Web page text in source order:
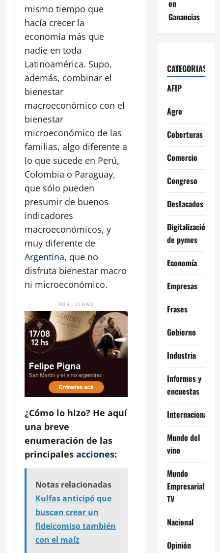
mismo tiempo que
hacía crecer la
economía más que
nadie en toda
Latinoamérica. Supo,
además, combinar el
bienestar
macroeconómico con el
bienestar
microeconómico de las
familias, algo diferente a
lo que sucede en Perú,
Colombia o Paraguay,
que sólo pueden
presumir de buenos
indicadores
macroeconómicos, y
muy diferente de
Argentina, que no
disfruta bienestar macro
ni microeconómico.
PUBLICIDAD
¿Cómo lo hizo? He aquí
una breve
enumeración de las
principales acciones:
Notas relacionadas
Kulfas anticipó que
buscan crear un
fideicomiso también
con el maíz
en
Ganancias
CATEGORIAS
AFIP
Agro
Coberturas
Comercio
Congreso
Destacados
Digitalización
de pymes
Economía
Empresas
Frases
Gobierno
Industria
Informes y
encuestas
Internacional
Mundo del
vino
Mundo
Empresarial
TV
Nacional
Opinión